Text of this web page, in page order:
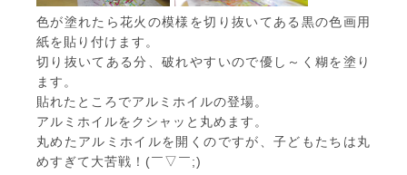
色が塗れたら花火の模様を切り抜いてある黒の色画用
紙を貼り付けます。
切り抜いてある分、破れやすいので優し～く糊を塗り
ます。
貼れたところでアルミホイルの登場。
アルミホイルをクシャッと丸めます。
丸めたアルミホイルを開くのですが、子どもたちは丸
めすぎて大苦戦！(￣▽￣;)